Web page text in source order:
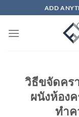
ไป
ADD
วิธีขจัดคร
ผนังห้อง
ทำค